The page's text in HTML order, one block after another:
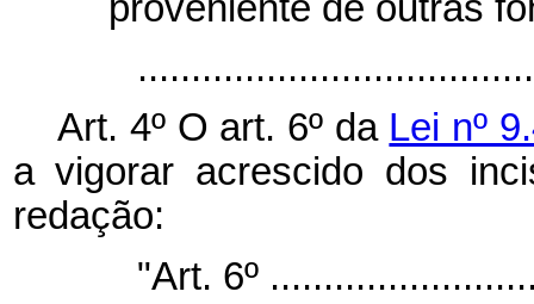
Art. 4º O art. 6º da Lei nº
a vigorar acrescido dos
redação:
"Art. 6º